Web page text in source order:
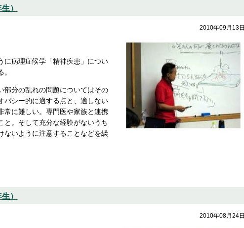
）
2010年09月13日
に病理症候学「精神疾患」につい
部分の乱れの問題についてはその
パシー的に適する点と、適しない
常に難しい。専門医や家族と連携
と。そして充分な経験がないうち
ないように注意することなどを繰
）
2010年08月24日